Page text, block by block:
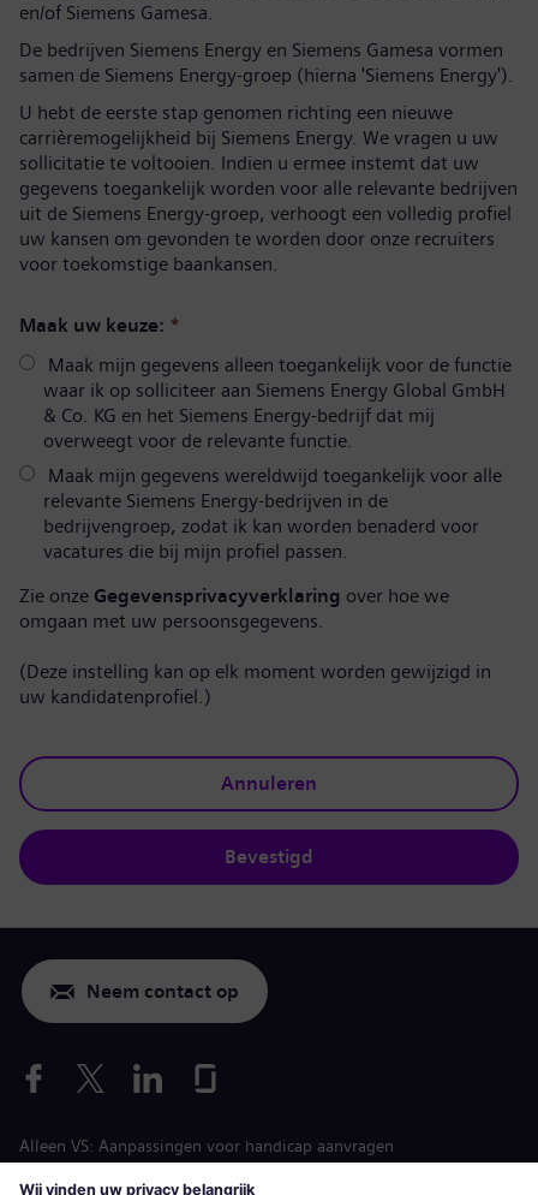
en/of Siemens Gamesa.
De bedrijven Siemens Energy en Siemens Gamesa vormen
samen de Siemens Energy-groep (hierna 'Siemens Energy').
U hebt de eerste stap genomen richting een nieuwe
carrièremogelijkheid bij Siemens Energy. We vragen u uw
sollicitatie te voltooien. Indien u ermee instemt dat uw
gegevens toegankelijk worden voor alle relevante bedrijven
uit de Siemens Energy-groep, verhoogt een volledig profiel
uw kansen om gevonden te worden door onze recruiters
voor toekomstige baankansen.
Maak uw keuze: *
Maak mijn gegevens alleen toegankelijk voor de functie
waar ik op solliciteer aan Siemens Energy Global GmbH
& Co. KG en het Siemens Energy-bedrijf dat mij
overweegt voor de relevante functie.
Maak mijn gegevens wereldwijd toegankelijk voor alle
relevante Siemens Energy-bedrijven in de
bedrijvengroep, zodat ik kan worden benaderd voor
vacatures die bij mijn profiel passen.
Zie onze Gegevensprivacyverklaring over hoe we
omgaan met uw persoonsgegevens.
(Deze instelling kan op elk moment worden gewijzigd in
uw kandidatenprofiel.)
Annuleren
Bevestigd
Neem contact op
Alleen VS: Aanpassingen voor handicap aanvragen